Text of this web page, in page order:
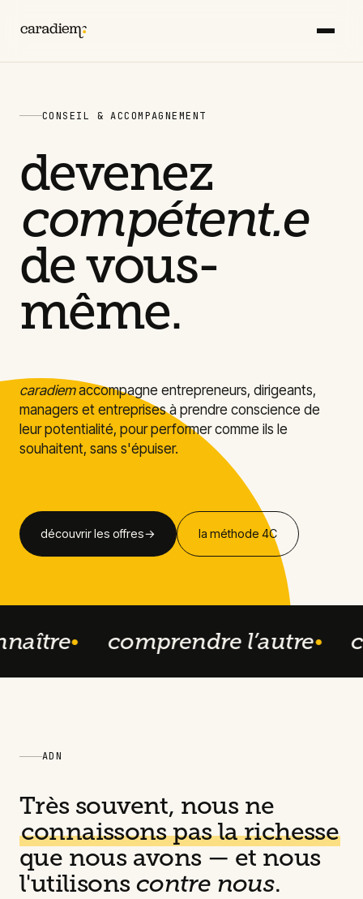
CONSEIL & ACCOMPAGNEMENT
devenez
compétent.e
de vous-
même.
caradiem accompagne entrepreneurs, dirigeants,
managers et entreprises à prendre conscience de
leur potentialité, pour performer comme ils le
souhaitent, sans s'épuiser.
découvrir les offres→ la méthode 4C
● comprendre l’autre●
ADN
Très souvent, nous ne
connaissons pas la richesse
que nous avons — et nous
l'utilisons contre nous.